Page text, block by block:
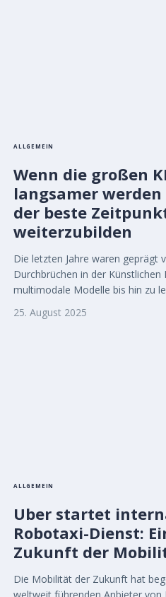
ALLGEMEIN
Wenn die großen
langsamer
der beste
weiterzubilden
Die letzten Jahre waren geprägt
Durchbrüchen in der Künstlichen
multimodale Modelle bis hin zu
25. August 2025
ALLGEMEIN
Uber startet
Robotaxi-Dienst:
Zukunft der
Die Mobilität der Zukunft hat
weltweit führenden Anbieter